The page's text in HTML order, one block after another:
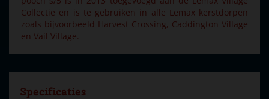
Collectie en is te gebruiken in alle Lemax kerstdorpen
zoals bijvoorbeeld Harvest Crossing, Caddington Village
en Vail Village.
Specificaties